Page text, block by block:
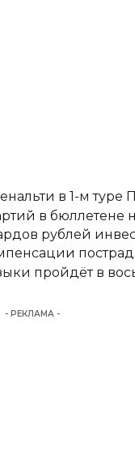
в 1-м туре
в бюллетене
рублей
пройдёт в
- РЕКЛАМА -